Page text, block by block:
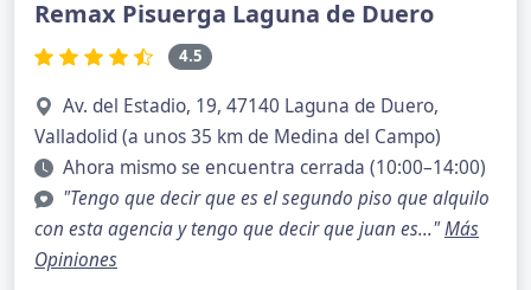
Remax Pisuerga Laguna de Duero
4.5
Av. del Estadio, 19, 47140 Laguna de Duero,
Valladolid (a unos 35 km de Medina del Campo)
Ahora mismo se encuentra cerrada (10:00–14:00)
"Tengo que decir que es el segundo piso que alquilo
con esta agencia y tengo que decir que juan es..."Más
Opiniones